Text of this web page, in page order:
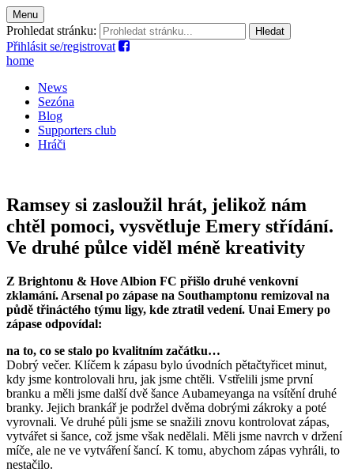
Menu
Prohledat stránku:
Přihlásit se/registrovat
home
News
Sezóna
Blog
Supporters club
Hráči
Ramsey si zasloužil hrát, jelikož nám
chtěl pomoci, vysvětluje Emery střídání.
Ve druhé půlce viděl méně kreativity
Z Brightonu & Hove Albion FC přišlo druhé venkovní
zklamání. Arsenal po zápase na Southamptonu remizoval na
půdě třináctého týmu ligy, kde ztratil vedení. Unai Emery po
zápase odpovídal:
na to, co se stalo po kvalitním začátku…
Dobrý večer. Klíčem k zápasu bylo úvodních pětačtyřicet minut,
kdy jsme kontrolovali hru, jak jsme chtěli. Vstřelili jsme první
branku a měli jsme další dvě šance Aubameyanga na vsítění druhé
branky. Jejich brankář je podržel dvěma dobrými zákroky a poté
vyrovnali. Ve druhé půli jsme se snažili znovu kontrolovat zápas,
vytvářet si šance, což jsme však nedělali. Měli jsme navrch v držení
míče, ale ne ve vytváření šancí. K tomu, abychom zápas vyhráli, to
nestačilo.